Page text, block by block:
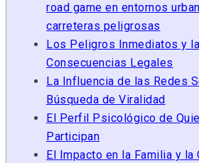
road game en entornos
carreteras peligrosas
Los Peligros Inmediatos y
Consecuencias Legales
La Influencia de las Redes
Búsqueda de Viralidad
El Perfil Psicológico de
Participan
El Impacto en la Familia y la